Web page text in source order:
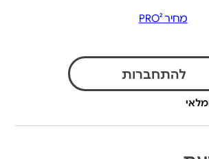
מחיר PRO²
להתחברות